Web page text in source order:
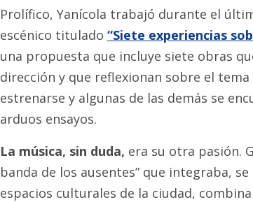
Prolífico, Yanícola trabajó durante el
escénico titulado “Siete experiencias
una propuesta que incluye siete obras
dirección y que reflexionan sobre el
estrenarse y algunas de las demás se
arduos ensayos.
La música, sin duda, era su otra pasión.
banda de los ausentes” que integraba,
espacios culturales de la ciudad,